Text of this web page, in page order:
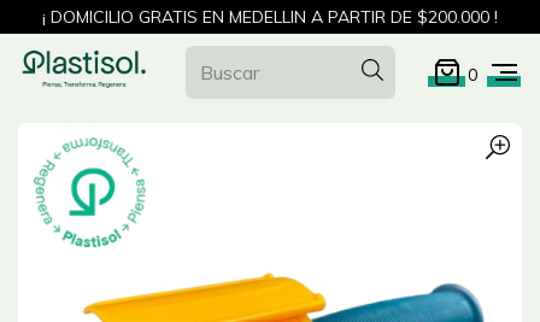
¡ DOMICILIO GRATIS EN MEDELLIN A PARTIR DE $200.000 !
0